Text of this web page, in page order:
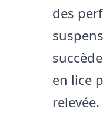
des
en lice
relevée.